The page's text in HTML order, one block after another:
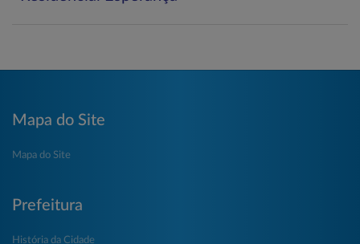
Mapa do Site
Mapa do Site
Prefeitura
História da Cidade